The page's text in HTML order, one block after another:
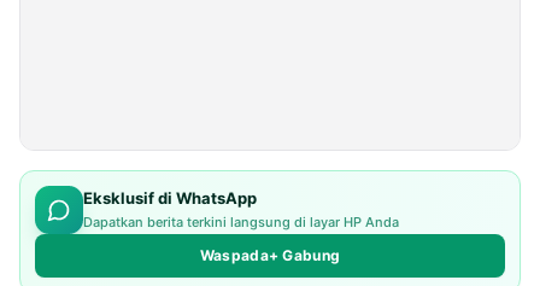
Eksklusif di WhatsApp
Dapatkan berita terkini langsung di layar HP Anda
Waspada+ Gabung